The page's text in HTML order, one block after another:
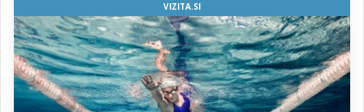
VIZITA.SI